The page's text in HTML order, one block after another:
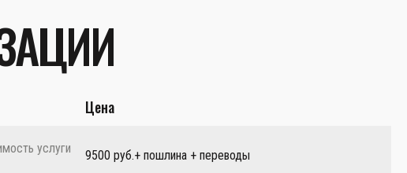
Цена
услуги
9500 руб.+ пошлина + переводы